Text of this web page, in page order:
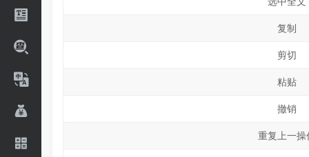
复制
剪切
粘贴
撤销
重复上一操